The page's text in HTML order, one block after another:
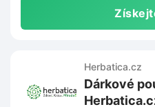
Herbatica.cz
Dárkové